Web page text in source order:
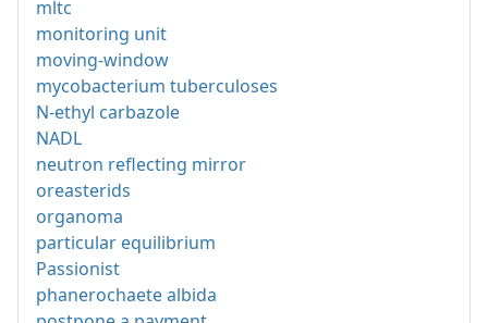
mltc
monitoring unit
moving-window
mycobacterium tuberculoses
N-ethyl carbazole
NADL
neutron reflecting mirror
oreasterids
organoma
particular equilibrium
Passionist
phanerochaete albida